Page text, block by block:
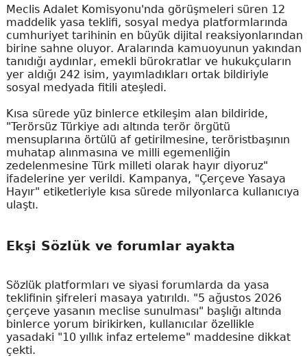
Meclis Adalet Komisyonu'nda görüşmeleri süren 12
maddelik yasa teklifi, sosyal medya platformlarında
cumhuriyet tarihinin en büyük dijital reaksiyonlarından
birine sahne oluyor. Aralarında kamuoyunun yakından
tanıdığı aydınlar, emekli bürokratlar ve hukukçuların
yer aldığı 242 isim, yayımladıkları ortak bildiriyle
sosyal medyada fitili ateşledi.
Kısa sürede yüz binlerce etkileşim alan bildiride,
"Terörsüz Türkiye adı altında terör örgütü
mensuplarına örtülü af getirilmesine, teröristbaşının
muhatap alınmasına ve milli egemenliğin
zedelenmesine Türk milleti olarak hayır diyoruz"
ifadelerine yer verildi. Kampanya, "Çerçeve Yasaya
Hayır" etiketleriyle kısa sürede milyonlarca kullanıcıya
ulaştı.
Ekşi Sözlük ve forumlar ayakta
Sözlük platformları ve siyasi forumlarda da yasa
teklifinin şifreleri masaya yatırıldı. "5 ağustos 2026
çerçeve yasanın meclise sunulması" başlığı altında
binlerce yorum birikirken, kullanıcılar özellikle
yasadaki "10 yıllık infaz erteleme" maddesine dikkat
çekti.